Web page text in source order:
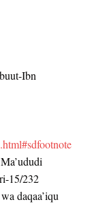
Ibn
15/232
daqaa’iqu